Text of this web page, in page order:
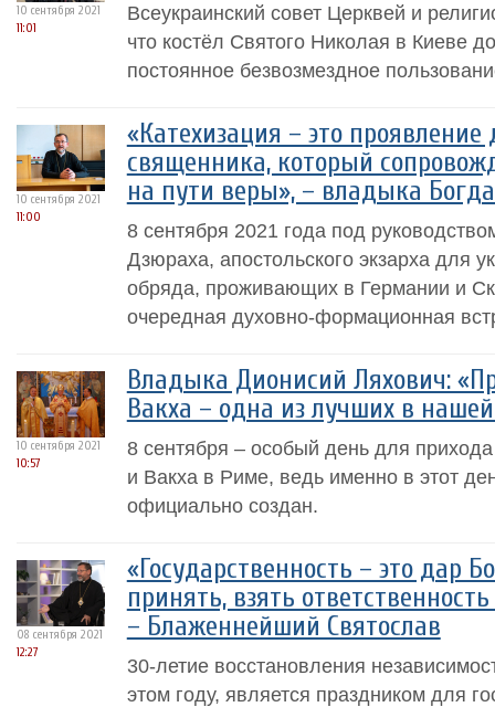
10 сентября 2021
11:01
Всеукраинский совет Церквей и
что костёл Святого Николая в Киеве
постоянное безвозмездное
10 сентября 2021
11:00
«Катехизация – это проявление
священника, который
на пути веры», – владыка
8 сентября 2021 года под
Дзюраха, апостольского экзарха для
обряда, проживающих в Германии и
очередная духовно-формационная
10 сентября 2021
10:57
Владыка Дионисий Ляхович:
Вакха – одна из лучших в
8 сентября – особый день для
и Вакха в Риме, ведь именно в этот
официально создан.
08 сентября 2021
12:27
«Государственность – это дар
принять, взять
– Блаженнейший Святослав
30-летие восстановления
этом году, является праздником для